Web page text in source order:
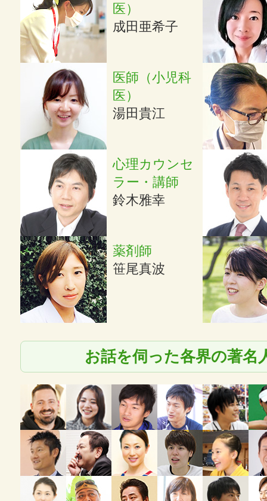
医）
成田亜希子
医師（小児科
医）
湯田貴江
心理カウンセ
ラー・講師
鈴木雅幸
薬剤師
笹尾真波
お話を伺った各界の著名